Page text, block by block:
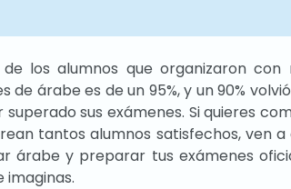
los alumnos que organizaron
de árabe es de un 95%, y un 90%
superado sus exámenes. Si quieres
tantos alumnos satisfechos, ven
árabe y preparar tus exámenes
imaginas.